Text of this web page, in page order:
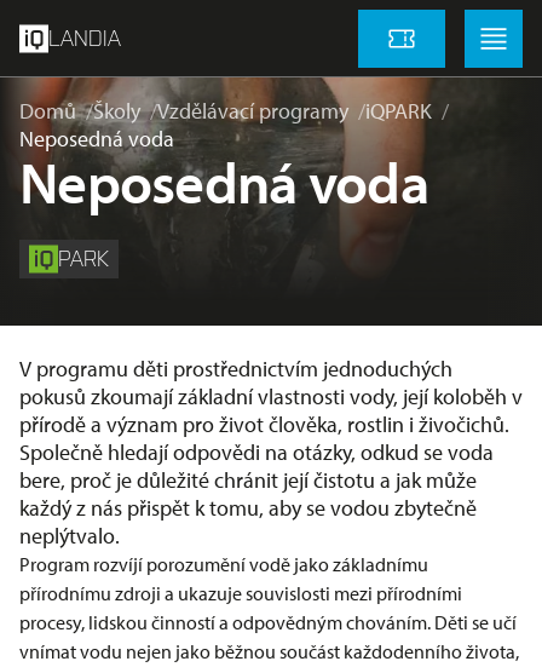
LANDIA Vstupenky
Menu
Domů Školy Vzdělávací programy
iQPARK
Neposedná voda
Neposedná voda
PARK
V programu děti prostřednictvím jednoduchých
pokusů zkoumají základní vlastnosti vody, její koloběh v
přírodě a význam pro život člověka, rostlin i živočichů.
Společně hledají odpovědi na otázky, odkud se voda
bere, proč je důležité chránit její čistotu a jak může
každý z nás přispět k tomu, aby se vodou zbytečně
neplýtvalo.
Program rozvíjí porozumění vodě jako základnímu
přírodnímu zdroji a ukazuje souvislosti mezi přírodními
procesy, lidskou činností a odpovědným chováním. Děti se učí
vnímat vodu nejen jako běžnou součást každodenního života,